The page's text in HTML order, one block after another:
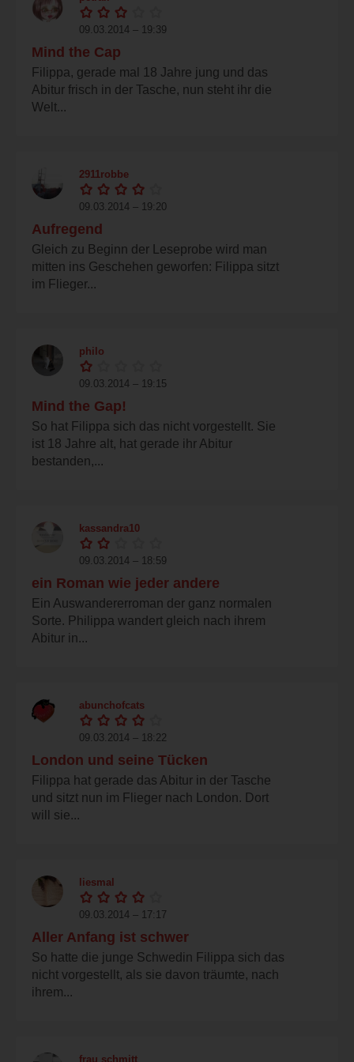
09.03.2014 – 19:39
Mind the Cap
Filippa, gerade mal 18 Jahre jung und das
Abitur frisch in der Tasche, nun steht ihr die
Welt...
2911robbe
09.03.2014 – 19:20
Aufregend
Gleich zu Beginn der Leseprobe wird man
mitten ins Geschehen geworfen: Filippa sitzt
im Flieger...
philo
09.03.2014 – 19:15
Mind the Gap!
So hat Filippa sich das nicht vorgestellt. Sie
ist 18 Jahre alt, hat gerade ihr Abitur
bestanden,...
kassandra10
09.03.2014 – 18:59
ein Roman wie jeder andere
Ein Auswandererroman der ganz normalen
Sorte. Philippa wandert gleich nach ihrem
Abitur in...
abunchofcats
09.03.2014 – 18:22
London und seine Tücken
Filippa hat gerade das Abitur in der Tasche
und sitzt nun im Flieger nach London. Dort
will sie...
liesmal
09.03.2014 – 17:17
Aller Anfang ist schwer
So hatte die junge Schwedin Filippa sich das
nicht vorgestellt, als sie davon träumte, nach
ihrem...
frau schmitt